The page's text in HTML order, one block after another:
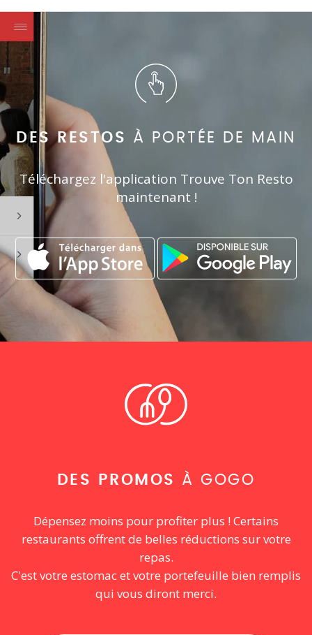
DES RESTOS À PORTÉE DE MAIN
Téléchargez l'application Trouve Ton Resto
maintenant !
DES PROMOS À GOGO
Dépensez moins pour profiter plus ! Certains
restaurants offrent de belles réductions sur votre
repas.
C'est votre estomac et votre portefeuille bien remplis
qui vous diront merci.